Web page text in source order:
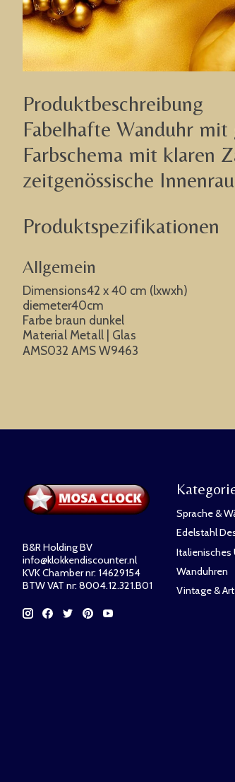
Produktbeschreibung
Fabelhafte Wanduhr
Farbschema mit klaren
zeitgenössische
Produktspezifikationen
Allgemein
Dimensions42 x 40 cm (lxwxh)
diemeter40cm
Farbe braun dunkel
Material Metall | Glas
AMS032 AMS W9463
B&R Holding BV
info@klokkendiscounter.nl
KVK Chamber nr: 14629154
BTW VAT nr: 8004.12.321.B01
Sprache &
Edelstahl
Italienisches
Wanduhren
Vintage & Art